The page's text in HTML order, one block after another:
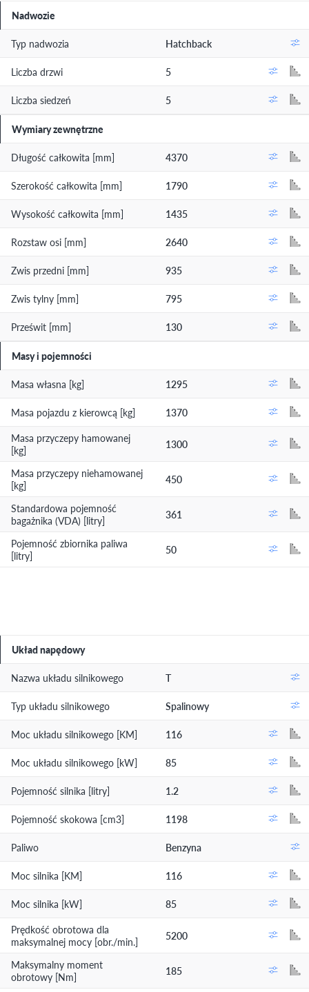
Nadwozie
Typ nadwozia Hatchback
Liczba drzwi 5
Liczba siedzeń 5
Wymiary zewnętrzne
Długość całkowita [mm] 4370
Szerokość całkowita [mm] 1790
Wysokość całkowita [mm] 1435
Rozstaw osi [mm] 2640
Zwis przedni [mm] 935
Zwis tylny [mm] 795
Prześwit [mm] 130
Masy i pojemności
Masa własna [kg] 1295
Masa pojazdu z kierowcą [kg]
1370
Masa przyczepy hamowanej
[kg]
1300
Masa przyczepy niehamowanej
[kg]
450
Standardowa pojemność
bagażnika (VDA) [litry]
361
Pojemność zbiornika paliwa
[litry]
50
Układ napędowy
Nazwa układu silnikowego T
Typ układu silnikowego Spalinowy
Moc układu silnikowego [KM] 116
Moc układu silnikowego [kW] 85
Pojemność silnika [litry] 1.2
Pojemność skokowa [cm3] 1198
Paliwo Benzyna
Moc silnika [KM] 116
Moc silnika [kW]
85
Prędkość obrotowa dla
maksymalnej mocy [obr./min.]
5200
Maksymalny moment
obrotowy [Nm]
185